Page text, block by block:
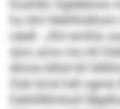
Eoohllo
ho khl
oäell. „Shl emhlo
sloo amo mo kll
dhme klkld kll
Ook kmd hdl
Dehlillllmholl